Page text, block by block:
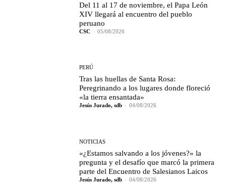
Del 11 al 17 de noviembre, el Papa León
XIV llegará al encuentro del pueblo
peruano
CSC - 05/08/2026
PERÚ
Tras las huellas de Santa Rosa:
Peregrinando a los lugares donde floreció
«la tierra ensantada»
Jesús Jurado, sdb - 04/08/2026
NOTICIAS
«¿Estamos salvando a los jóvenes?» la
pregunta y el desafío que marcó la primera
parte del Encuentro de Salesianos Laicos
Jesús Jurado, sdb - 04/08/2026